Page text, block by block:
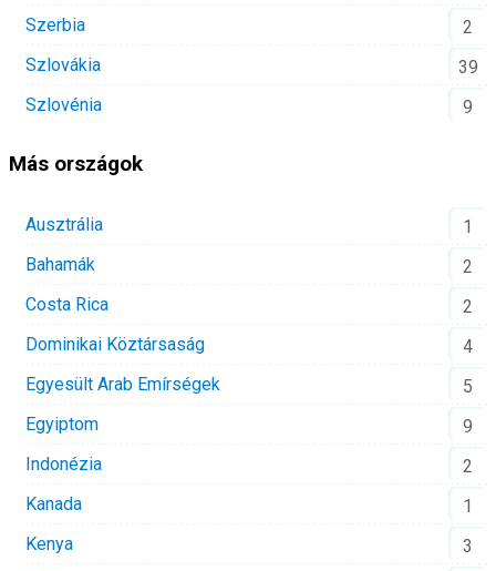
Szerbia
2
Szlovákia
39
Szlovénia
9
Más országok
Ausztrália
1
Bahamák
2
Costa Rica
2
Dominikai Köztársaság
4
Egyesült Arab Emírségek
5
Egyiptom
9
Indonézia
2
Kanada
1
Kenya
3